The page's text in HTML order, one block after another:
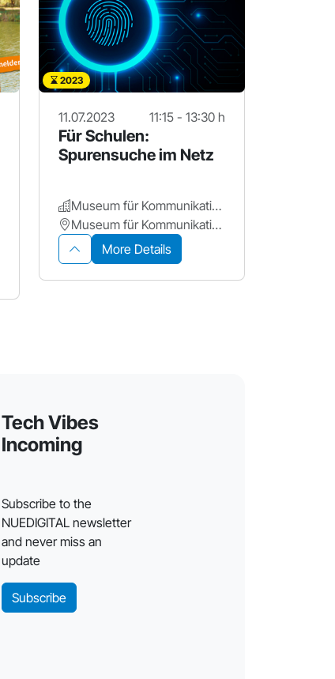
2023
11.07.2023 11:15 - 13:30 h
Für Schulen:
Spurensuche im Netz
Museum für Kommunikation Nürnberg
Museum für Kommunikation
More Details
Tech Vibes
Incoming
Subscribe to the
NUEDIGITAL newsletter
and never miss an
update
Subscribe